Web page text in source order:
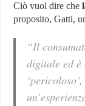
Ciò vuol dire che
proposito, Gatti,
“Il
digitale ed è